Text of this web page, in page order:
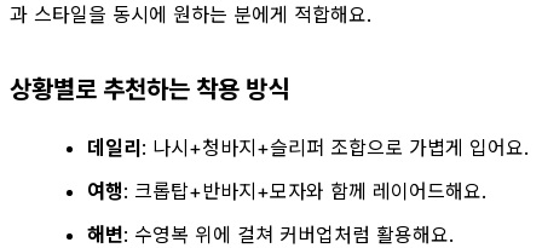
과 스타일을 동시에 원하는 분에게 적합해요.
상황별로 추천하는 착용 방식
데일리: 나시+청바지+슬리퍼 조합으로 가볍게 입어요.
여행: 크롭탑+반바지+모자와 함께 레이어드해요.
해변: 수영복 위에 걸쳐 커버업처럼 활용해요.